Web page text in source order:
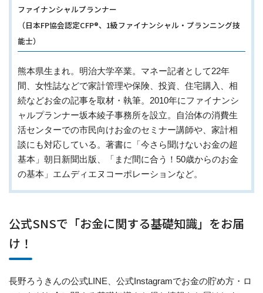
ファイナンシャルプランナー
（日本FP協会認定CFP®、1級ファイナンシャル・プランニング技
能士）
熊本県生まれ。明治大学卒業。マネー記者として22年
間、女性誌などで家計管理や保険、投資、住宅購入、相
続などお金の記事を取材・執筆。2010年にファイナンシ
ャルプランナー坂本綾子事務所を設立。自治体の消費生
活センターでの市民向けお金のセミナー講師や、家計相
談にも対応している。著書に「今さら聞けないお金の超
基本」朝日新聞出版、「まだ間に合う！50歳からのお金
の基本」エムディエヌコーポレーションなど。
公式SNSで「お金に関する基礎知識」をお届
け！
長野ろうきんの公式LINE、公式Instagramでお金の貯め方・ロ